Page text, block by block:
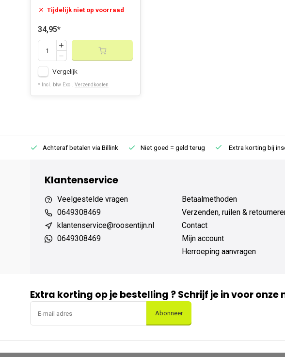
Tijdelijk niet op voorraad
34,95*
Vergelijk
* Incl. btw Excl. Verzendkosten
Achteraf betalen via Billink Niet goed = geld terug Extra korting bij
Klantenservice
Veelgestelde vragen
0649308469
klantenservice@roosentijn.nl
0649308469
Betaalmethoden
Verzenden, ruilen &
Contact
Mijn account
Herroeping aanvragen
Extra korting op je bestelling ? Schrijf je in voor onze
Abonneer